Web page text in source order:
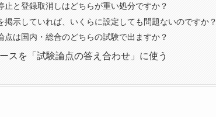
止と登録取消しはどちらが重い処分ですか？
掲示していれば、いくらに設定しても問題ないのですか？
点は国内・総合のどちらの試験で出ますか？
スを「試験論点の答え合わせ」に使う